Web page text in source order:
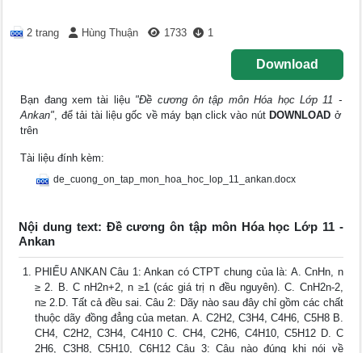
2 trang Hùng Thuận 1733 1
Download
Bạn đang xem tài liệu "Đề cương ôn tập môn Hóa học Lớp 11 -
Ankan", để tải tài liệu gốc về máy bạn click vào nút DOWNLOAD ở
trên
Tài liệu đính kèm:
de_cuong_on_tap_mon_hoa_hoc_lop_11_ankan.docx
Nội dung text: Đề cương ôn tập môn Hóa học Lớp 11 -
Ankan
PHIẾU ANKAN Câu 1: Ankan có CTPT chung của là: A. CnHn, n
≥ 2. B. C nH2n+2, n ≥1 (các giá trị n đều nguyên). C. CnH2n-2,
n≥ 2.D. Tất cả đều sai. Câu 2: Dãy nào sau đây chỉ gồm các chất
thuộc dãy đồng đẳng của metan. A. C2H2, C3H4, C4H6, C5H8 B.
CH4, C2H2, C3H4, C4H10 C. CH4, C2H6, C4H10, C5H12 D. C
2H6, C3H8, C5H10, C6H12 Câu 3: Câu nào đúng khi nói về